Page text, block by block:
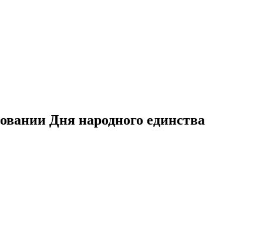
Дня народного единства